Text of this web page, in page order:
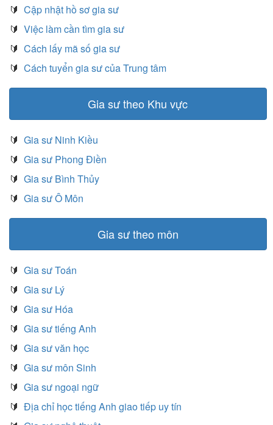
🔰 Cập nhật hồ sơ gia sư
🔰 Việc làm cần tìm gia sư
🔰 Cách lấy mã số gia sư
🔰 Cách tuyển gia sư của Trung tâm
Gia sư theo Khu vực
🔰 Gia sư Ninh Kiều
🔰 Gia sư Phong Điền
🔰 Gia sư Bình Thủy
🔰 Gia sư Ô Môn
Gia sư theo môn
🔰 Gia sư Toán
🔰 Gia sư Lý
🔰 Gia sư Hóa
🔰 Gia sư tiếng Anh
🔰 Gia sư văn học
🔰 Gia sư môn Sinh
🔰 Gia sư ngoại ngữ
🔰 Địa chỉ học tiếng Anh giao tiếp uy tín